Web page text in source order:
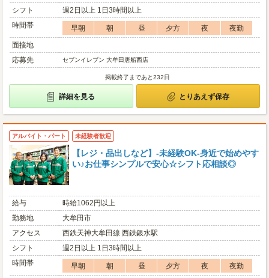
シフト
週2日以上 1日3時間以上
時間帯
早朝 朝 昼 夕方 夜
夜勤
面接地
応募先
セブンイレブン 大牟田唐船西店
掲載終了まであと232日
詳細を見る とりあえず保存
アルバイト・パート 未経験者歓迎
【レジ・品出しなど】-未経験OK-身近で始めやす
い♪お仕事シンプルで安心☆シフト応相談◎
給与
時給1062円以上
勤務地
大牟田市
アクセス
西鉄天神大牟田線 西鉄銀水駅
シフト
週2日以上 1日3時間以上
時間帯
早朝 朝 昼 夕方 夜 夜勤